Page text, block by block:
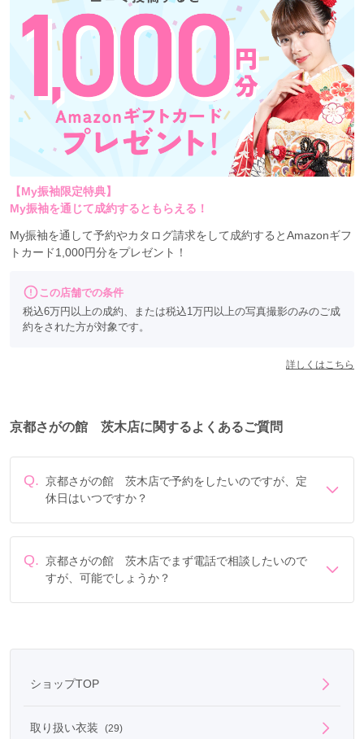
【My振袖限定特典】
My振袖を通じて成約するともらえる！
My振袖を通して予約やカタログ請求をして成約するとAmazonギフ
トカード1,000円分をプレゼント！
この店舗での条件
税込6万円以上の成約、または税込1万円以上の写真撮影のみのご成
約をされた方が対象です。
詳しくはこちら
京都さがの館 茨木店に関するよくあるご質問
Q. 京都さがの館 茨木店で予約をしたいのですが、定
休日はいつですか？
Q. 京都さがの館 茨木店でまず電話で相談したいので
すが、可能でしょうか？
ショップTOP
取り扱い衣装 (29)